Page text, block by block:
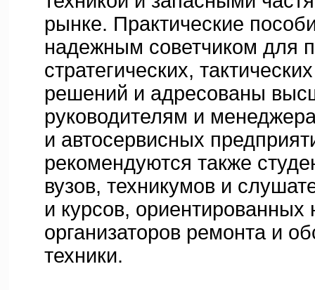
рынке. Практические
надежным советчиком для
стратегических,
решений и адресованы
руководителям и
и автосервисных
рекомендуются также
вузов, техникумов и
и курсов, ориентированных
организаторов ремонта и
техники.